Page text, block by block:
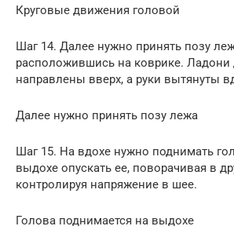
Круговые движения головой
Шаг 14. Далее нужно принять позу
расположившись на коврике.
направлены вверх, а руки вытянуты
Далее нужно принять позу лежа
Шаг 15. На вдохе нужно поднимать
выдохе опускать ее, поворачивая в
контролируя напряжение в шее.
Голова поднимается на выдохе